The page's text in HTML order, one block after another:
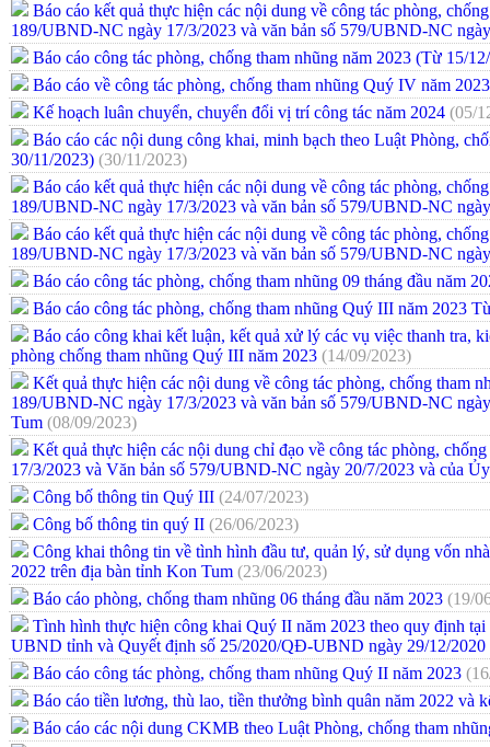
Báo cáo kết quả thực hiện các nội dung về công tác phòng,
189/UBND-NC ngày 17/3/2023 và văn bản số 579/UBND-NC
Báo cáo công tác phòng, chống tham nhũng năm 2023 (Từ 15/
Báo cáo về công tác phòng, chống tham nhũng Quý IV năm
Kế hoạch luân chuyển, chuyển đổi vị trí công tác năm 2024 (05/
Báo cáo các nội dung công khai, minh bạch theo Luật Phòng,
30/11/2023) (30/11/2023)
Báo cáo kết quả thực hiện các nội dung về công tác phòng,
189/UBND-NC ngày 17/3/2023 và văn bản số 579/UBND-NC
Báo cáo kết quả thực hiện các nội dung về công tác phòng,
189/UBND-NC ngày 17/3/2023 và văn bản số 579/UBND-NC
Báo cáo công tác phòng, chống tham nhũng 09 tháng đầu năm
Báo cáo công tác phòng, chống tham nhũng Quý III năm 2023
Báo cáo công khai kết luận, kết quả xử lý các vụ việc thanh tra,
phòng chống tham nhũng Quý III năm 2023 (14/09/2023)
Kết quả thực hiện các nội dung về công tác phòng, chống tham
189/UBND-NC ngày 17/3/2023 và văn bản số 579/UBND-NC
Tum (08/09/2023)
Kết quả thực hiện các nội dung chỉ đạo về công tác phòng,
17/3/2023 và Văn bản số 579/UBND-NC ngày 20/7/2023 và của
Công bố thông tin Quý III (24/07/2023)
Công bố thông tin quý II (26/06/2023)
Công khai thông tin về tình hình đầu tư, quản lý, sử dụng vốn
2022 trên địa bàn tỉnh Kon Tum (23/06/2023)
Báo cáo phòng, chống tham nhũng 06 tháng đầu năm 2023 (19/
Tình hình thực hiện công khai Quý II năm 2023 theo quy định
UBND tỉnh và Quyết định số 25/2020/QĐ-UBND ngày 29/12/2020
Báo cáo công tác phòng, chống tham nhũng Quý II năm 2023
Báo cáo tiền lương, thù lao, tiền thưởng bình quân năm 2022 và
Báo cáo các nội dung CKMB theo Luật Phòng, chống tham